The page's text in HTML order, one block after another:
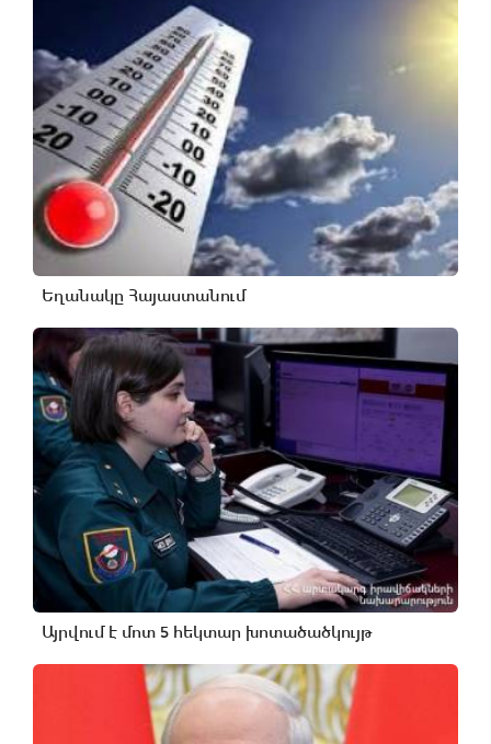
Եղանակը Հայաստանում
Այրվում է մոտ 5 հեկտար խոտածածկույթ